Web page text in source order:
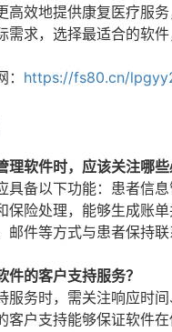
高效地提供康复医疗服
求，选择最适合的软件
https://fs80.cn/
软件时，应该关注哪些
具备以下功能：患者信
保险处理，能够生成账
件等方式与患者保持联
的客户支持服务？
务时，需关注响应时
户支持能够保证软件